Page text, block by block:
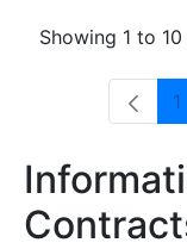
Showing 1 to
1